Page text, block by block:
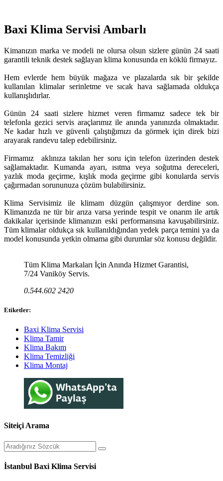
Baxi Klima Servisi Ambarlı
Kimanızın marka ve modeli ne olursa olsun sizlere günün 24 saati
garantili teknik destek sağlayan klima konusunda en köklü firmayız.
Hem evlerde hem büyük mağaza ve plazalarda sık bir şekilde
kullanılan klimalar serinletme ve sıcak hava sağlamada oldukça
kullanışlıdırlar.
Günün 24 saati sizlere hizmet veren firmamız sadece tek bir
telefonla gezici servis araçlarımız ile anında yanınızda olmaktadır.
Ne kadar hızlı ve güvenli çalıştığımızı da görmek için direk bizi
arayarak randevu talep edebilirsiniz.
Firmamız aklınıza takılan her soru için telefon üzerinden destek
sağlamaktadır. Kumanda ayarı, ısıtma veya soğutma dereceleri,
yazlık moda geçirme, kışlık moda geçirme gibi konularda servis
çağırmadan sorununuza çözüm bulabilirsiniz.
Klima Servisimiz ile klimam düzgün çalışmıyor derdine son.
Klimanızda ne tür bir arıza varsa yerinde tespit ve onarım ile artık
dakikalar içerisinde klimanızın eski performansına kavuşabilirsiniz.
Tüm klimalar oldukça sık kullanıldığından yedek parça temini ya da
model konusunda yetkin olmama gibi durumlar söz konusu değildir.
Tüm Klima Markaları İçin Anında Hizmet Garantisi,
7/24 Vaniköy Servis.
0.544.602 2420
Etiketler:
Baxi Klima Servisi
Klima Tamir
Klima Bakım
Klima Temizliği
Klima Montaj
Siteiçi Arama
İstanbul Baxi Klima Servisi